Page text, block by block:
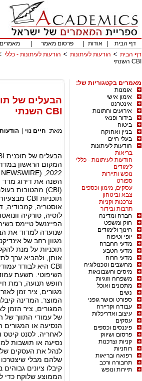
דף הבית
אודות פרסום מאמר
דף הבית
הודעות לעיתונות הודעות לעיתונות - כללי
CBI השנתי
מאמרים בקטגוריות של:
אומנות
אימון אישי
אינטרנט
אירועים וחתונות
בידור ופנאי
ביטוח
בניין ואחזקה
בעלי חיים
הודעות לעיתונות
בריאות
הודעות לעיתונות - כללי
לימודים
נופש ותיירות
ספורט
עסקים, מימון וכספים
צבא וביטחון
צרכנות וקניות
תרבות ובידור
חברה ומדינה
חוק ומשפט
חינוך ולימודים
יופי וטיפוח
מדעי החברה
מדעי הטבע
מדעי הרוח
מחשבים וטכנולוגיה
מיסים וחשבונאות
משפחה וזוגיות
מתכונים ואוכל
נשים
ספורט וכושר גופני
עבודה וקריירה
עיצוב ואדריכלות
עסקים
פיננסים וכספים
פרסום ושיווק
קניות וצרכנות
רוחניות
רפואה ובריאות
תחבורה ורכב
תיירות ונופש
CBI השנתי
מאת: חיים נוי
אוסטריה, קמבודיה,
מגוון רחב של
תוכניות על מנת
חופש תנועה, רמת
מגורים, ציר זמן
המגורים, ציר הזמן
של עמודי התווך של
הנסיעה או
לאחריה. לסנט קיטס
לנהל את העסקים
שלהם מבלי שיצטרכו
קיבלו ציונים
הממוצע שלוקח כדי